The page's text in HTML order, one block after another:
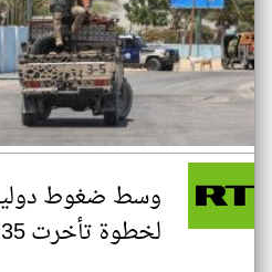
وسط ضغوط
لخطوة تأخرت 35 عاما